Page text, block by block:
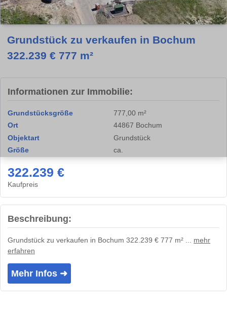
Grundstück zu verkaufen in Bochum
322.239 € 777 m²
Informationen zur Immobilie:
Grundstücksgröße
777,00 m²
Ort
44867 Bochum
Objektart
Grundstück
Größe
ca.
322.239 €
Kaufpreis
Beschreibung:
Grundstück zu verkaufen in Bochum 322.239 € 777 m² ... mehr
erfahren
Mehr Infos ➜